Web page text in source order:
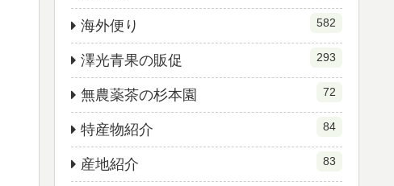
海外便り 582
澤光青果の販促 293
無農薬茶の杉本園 72
特産物紹介 84
産地紹介 83